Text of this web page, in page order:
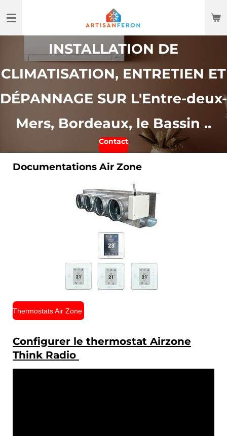
au
INSTALLATION DE
CLIMATISATION, ENTRETIEN ET
DÉPANNAGE SUR L'Entre-deux-
Mers, Bordeaux, le Bassin ..
Contact
Documentations Air Zone
Thermostats Air Zone
Configurer le thermostat Airzone
Think Radio